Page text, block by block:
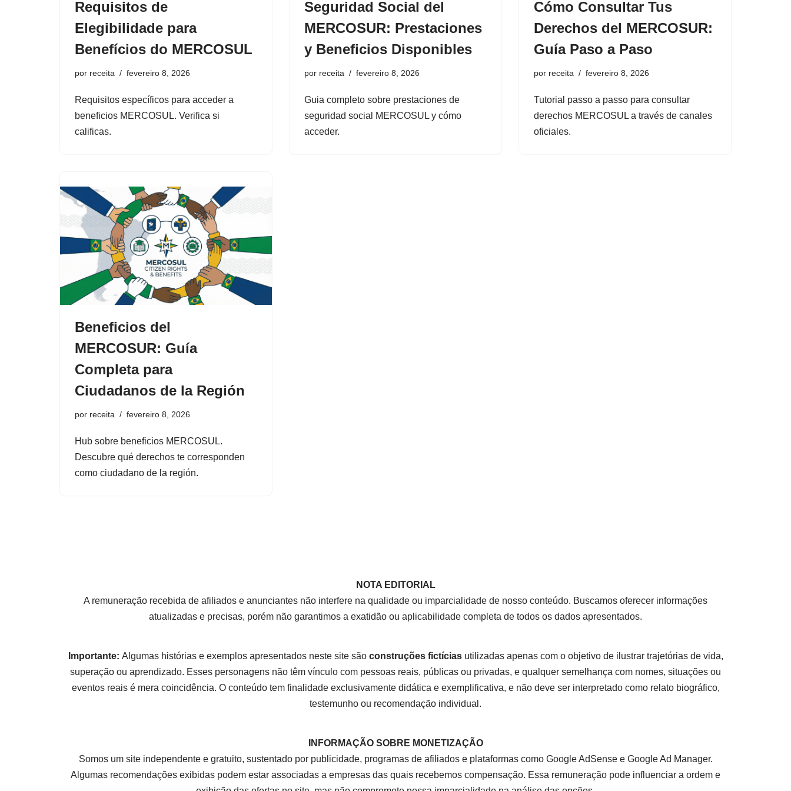
Requisitos de
Elegibilidade para
Benefícios do MERCOSUL
por receita fevereiro 8, 2026
Requisitos específicos para acceder a
beneficios MERCOSUL. Verifica si
calificas.
Seguridad Social del
MERCOSUR: Prestaciones
y Beneficios Disponibles
por receita fevereiro 8, 2026
Guia completo sobre prestaciones de
seguridad social MERCOSUL y cómo
acceder.
Cómo Consultar Tus
Derechos del MERCOSUR:
Guía Paso a Paso
por receita fevereiro 8, 2026
Tutorial passo a passo para consultar
derechos MERCOSUL a través de canales
oficiales.
Beneficios del
MERCOSUR: Guía
Completa para
Ciudadanos de la Región
por receita fevereiro 8, 2026
Hub sobre beneficios MERCOSUL.
Descubre qué derechos te corresponden
como ciudadano de la región.
NOTA EDITORIAL
A remuneração recebida de afiliados e anunciantes não interfere na qualidade ou imparcialidade de nosso conteúdo. Buscamos oferecer informações
atualizadas e precisas, porém não garantimos a exatidão ou aplicabilidade completa de todos os dados apresentados.
Importante: Algumas histórias e exemplos apresentados neste site são construções fictíciasutilizadas apenas com o objetivo de ilustrar trajetórias de vida,
superação ou aprendizado. Esses personagens não têm vínculo com pessoas reais, públicas ou privadas, e qualquer semelhança com nomes, situações ou
eventos reais é mera coincidência. O conteúdo tem finalidade exclusivamente didática e exemplificativa, e não deve ser interpretado como relato biográfico,
testemunho ou recomendação individual.
INFORMAÇÃO SOBRE MONETIZAÇÃO
Somos um site independente e gratuito, sustentado por publicidade, programas de afiliados e plataformas como Google AdSense e Google Ad Manager.
Algumas recomendações exibidas podem estar associadas a empresas das quais recebemos compensação. Essa remuneração pode influenciar a ordem e